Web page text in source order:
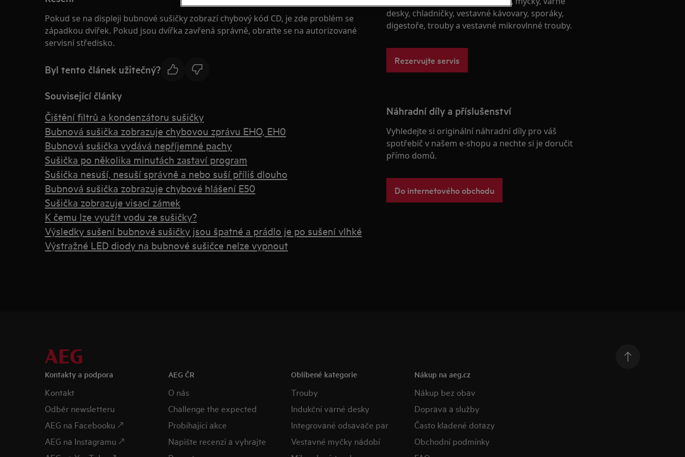
Pokud se na displeji bubnové sušičky zobrazí chybový kód CD, je zde problém se
západkou dvířek. Pokud jsou dvířka zavřená správně, obraťte se na autorizované
servisní středisko.
Byl tento článek užitečný?
Související články
Čištění filtrů a kondenzátoru sušičky
Bubnová sušička zobrazuje chybovou zprávu EHO, EH0
Bubnová sušička vydává nepříjemné pachy
Sušička po několika minutách zastaví program
Sušička nesuší, nesuší správně a nebo suší příliš dlouho
Bubnová sušička zobrazuje chybové hlášení E50
Sušička zobrazuje visací zámek
K čemu lze využít vodu ze sušičky?
Výsledky sušení bubnové sušičky jsou špatné a prádlo je po sušení vlhké
Výstražné LED diody na bubnové sušičce nelze vypnout
desky, chladničky, vestavné kávovary, sporáky,
digestoře, trouby a vestavné mikrovlnné trouby.
Rezervujte servis
Náhradní díly a příslušenství
Vyhledejte si originální náhradní díly pro váš
spotřebič v našem e-shopu a nechte si je doručit
přímo domů.
Do internetového obchodu
Kontakty a podpora
Kontakt
Odběr newsletteru
AEG na Facebooku 🡕
AEG na Instagramu 🡕
AEG ČR
O nás
Challenge the expected
Probíhající akce
Napište recenzi a vyhrajte
Oblíbené kategorie
Trouby
Indukční varné desky
Integrované odsavače par
Vestavné myčky nádobí
Nákup na aeg.cz
Nákup bez obav
Doprava a služby
Často kladené dotazy
Obchodní podmínky